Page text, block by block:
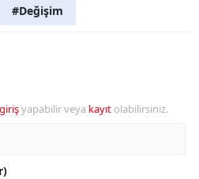
#Değişim
girişyapabilir veya kayıt olabilirsiniz.